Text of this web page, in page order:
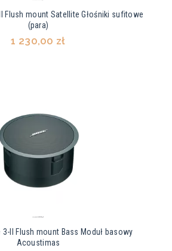
Flush mount Satellite Głośniki sufitowe
(para)
1 230,00 zł
3-II Flush mount Bass Moduł basowy
Acoustimas